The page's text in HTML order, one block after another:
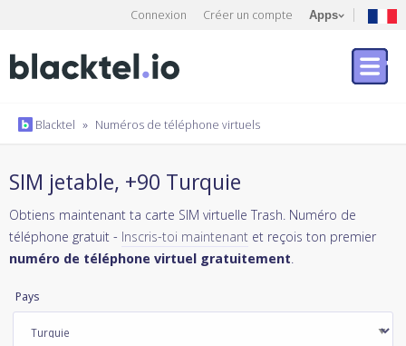
Connexion Créer un compte Apps
Blacktel » Numéros de téléphone virtuels
SIM jetable, +90 Turquie
Obtiens maintenant ta carte SIM virtuelle Trash. Numéro de
téléphone gratuit - Inscris-toi maintenant et reçois ton premier
numéro de téléphone virtuel gratuitement.
Pays